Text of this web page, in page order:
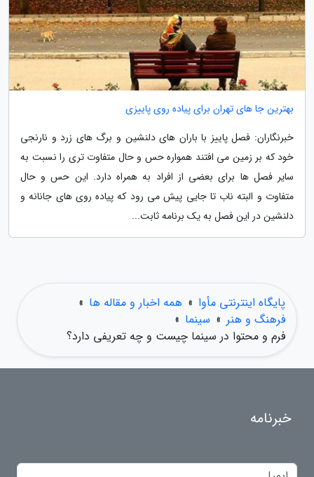
بهترین جا های تهران برای پیاده روی پاییزی
خبرنگاران: فصل پاییز با باران های دلنشین و برگ های زرد و نارنجی
خود که بر زمین می افتند همواره حس و حال متفاوت تری را نسبت به
سایر فصل ها برای بعضی از افراد به همراه دارد. این حس و حال
متفاوت و البته ناب تا جایی پیش می رود که پیاده روی های جانانه و
دلنشین در این فصل به یک برنامه ثابت...
پایگاه اینترنتی مأوا » همه اخبار و مقاله ها »
فرهنگ و هنر » سینما »
فرم و محتوا در سینما چیست و چه تعریفی دارد؟
خبرنامه